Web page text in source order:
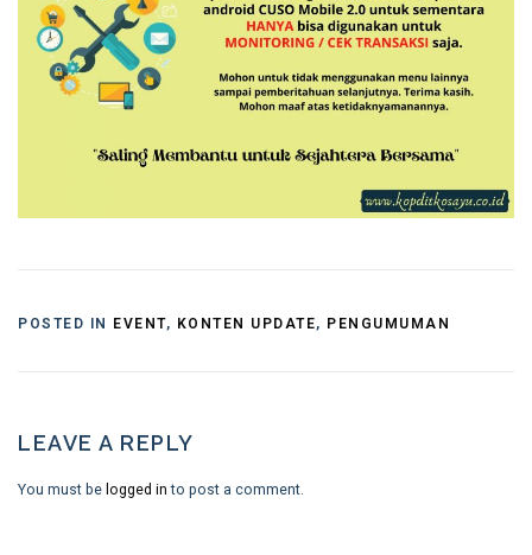
POSTED IN EVENT, KONTEN UPDATE, PENGUMUMAN
LEAVE A REPLY
You must be logged in to post a comment.